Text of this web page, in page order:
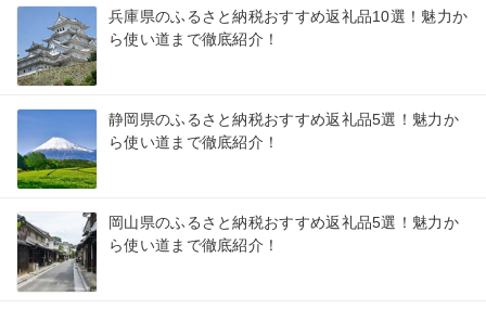
兵庫県のふるさと納税おすすめ返礼品10選！魅力か
ら使い道まで徹底紹介！
静岡県のふるさと納税おすすめ返礼品5選！魅力か
ら使い道まで徹底紹介！
岡山県のふるさと納税おすすめ返礼品5選！魅力か
ら使い道まで徹底紹介！